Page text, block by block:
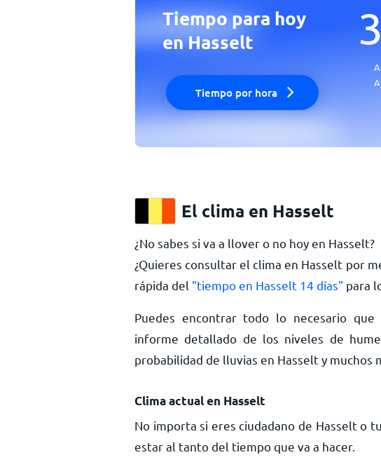
Tiempo para hoy
en Hasselt
Tiempo por hora
El clima en Hasselt
¿No sabes si va a llover o no hoy en Hasselt?
¿Quieres consultar el clima en Hasselt por
rápida del "tiempo en Hasselt 14 días" para
Puedes encontrar todo lo necesario
informe detallado de los niveles de
probabilidad de lluvias en Hasselt y muchos
Clima actual en Hasselt
No importa si eres ciudadano de Hasselt o
estar al tanto del tiempo que va a hacer.